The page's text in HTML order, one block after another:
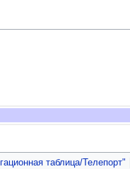
таблица/Телепорт"